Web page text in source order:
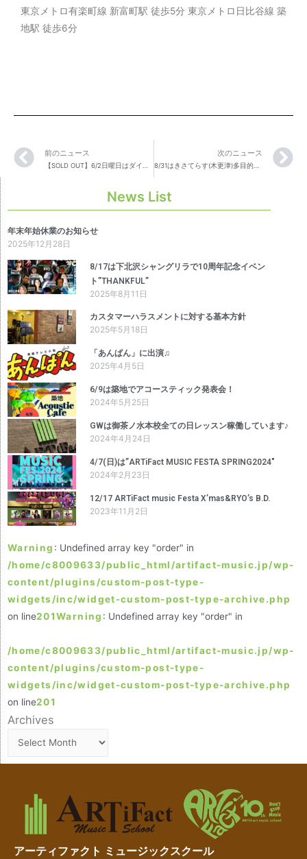
東京メトロ有楽町線 新富町駅 徒歩5分 東京メトロ日比谷線 築
地駅 徒歩6分
前のニュース 次のニュース
8/31はきさてらす(木更津)多目的ホールでバンド形式の発表ライブ！
News List
年末年始休業のお知らせ
2025年12月28日
8/17は下北沢シャングリラで10周年記念イベン
ト”THANKFUL”
2025年8月11日
カスタマーハラスメントに対する基本方針
2025年5月18日
「あんぱん」に出演♫
2025年4月5日
6/9は築地でアコースティック発表会！
2024年5月25日
GWは御茶ノ水本校全ての日レッスン稼働しています♪
2024年4月24日
4/7(日)は”ARTiFact MUSIC FESTA SPRING2024″
2024年2月23日
12/17 ARTiFact music Festa X’mas&RYO’s B.D.
2023年11月2日
Warning : Undefined array key "order" in
/home/c8009633/public_html/artifact-music.jp/wp-
content/plugins/custom-post-type-
widgets/inc/widget-custom-post-type-archive.php
on line201Warning : Undefined array key "order" in
/home/c8009633/public_html/artifact-music.jp/wp-
content/plugins/custom-post-type-
widgets/inc/widget-custom-post-type-archive.php
on line201
Archives
アーティファクト ミュージックスクール